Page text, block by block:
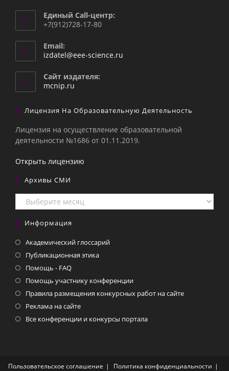
Единый Call-центр:
+7(912)728-17-80
Email:
izdatel@eee-science.ru
Сайт издателя:
mcnip.ru
Лицензия На Образовательную Деятельность
Лицензия на осуществление образовательной
деятельности №1686 от 01.11.2019.
Открыть лицензию
Архивы СМИ
Архивы
СМИ
Информация
Академический глоссарий
Публикационная этика
Помощь - FAQ
Помощь участнику конференции
Правила размещения конкурсных работ на сайте
Реклама на сайте
Все конференции и конкурсы портала
Пользовательское соглашение Политика конфиденциальности